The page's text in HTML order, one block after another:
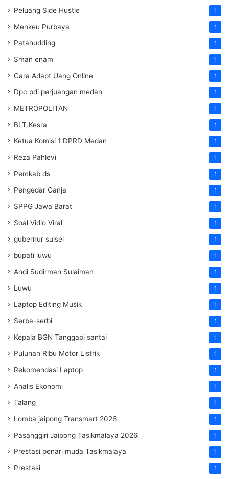
Peluang Side Hustle 1
Menkeu Purbaya 1
Patahudding 1
Sman enam 1
Cara Adapt Uang Online 1
Dpc pdi perjuangan medan 1
METROPOLITAN 1
BLT Kesra 1
Ketua Komisi 1 DPRD Medan 1
Reza Pahlevi 1
Pemkab ds 1
Pengedar Ganja 1
SPPG Jawa Barat 1
Soal Vidio Viral 1
gubernur sulsel 1
bupati luwu 1
Andi Sudirman Sulaiman 1
Luwu 1
Laptop Editing Musik 1
Serba-serbi 1
Kepala BGN Tanggapi santai 1
Puluhan Ribu Motor Listrik 1
Rekomendasi Laptop 1
Analis Ekonomi 1
Talang 1
Lomba jaipong Transmart 2026 1
Pasanggiri Jaipong Tasikmalaya 2026 1
Prestasi penari muda Tasikmalaya 1
Prestasi 1